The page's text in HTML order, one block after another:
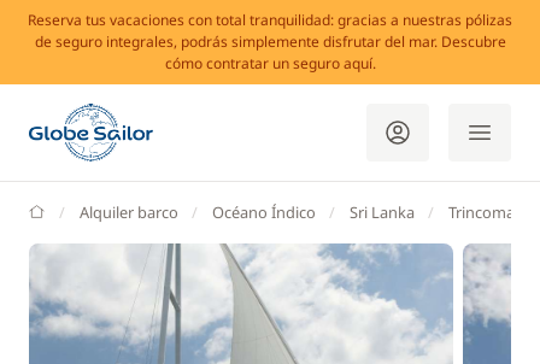
Reserva tus vacaciones con total tranquilidad: gracias a nuestras pólizas
de seguro integrales, podrás simplemente disfrutar del mar. Descubre
cómo contratar un seguro aquí.
GlobeSailor
Alquiler barco Océano Índico Sri Lanka Trincomalee